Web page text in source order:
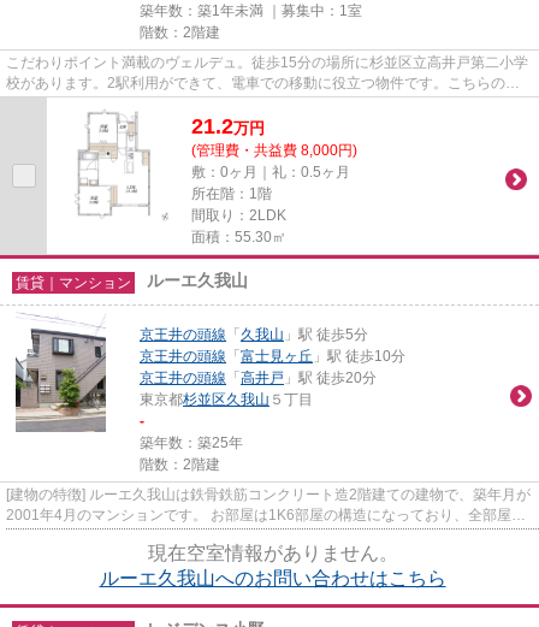
築年数：築1年未満 ｜募集中： 1室
階数：2階建
こだわりポイント満載のヴェルデュ。徒歩15分の場所に杉並区立高井戸第二小学
校があります。2駅利用ができて、電車での移動に役立つ物件です。こちらの物
件はマンションです。当社スタ...
21.2万円
(管理費・共益費 8,000円)
敷：0ヶ月｜礼：0.5ヶ月
所在階：1階
間取り：2LDK
面積：55.30㎡
賃貸｜マンション ルーエ久我山
京王井の頭線 「久我山 」駅 徒歩5分
京王井の頭線 「富士見ヶ丘 」駅 徒歩10分
京王井の頭線 「高井戸 」駅 徒歩20分
東京都杉並区久我山 ５丁目
-
築年数：築25年
階数：2階建
[建物の特徴] ルーエ久我山は鉄骨鉄筋コンクリート造2階建ての建物で、築年月が
2001年4月のマンションです。 お部屋は1K6部屋の構造になっており、全部屋南
向きで日当たり良好の物件に...
現在空室情報がありません。
ルーエ久我山へのお問い合わせはこちら